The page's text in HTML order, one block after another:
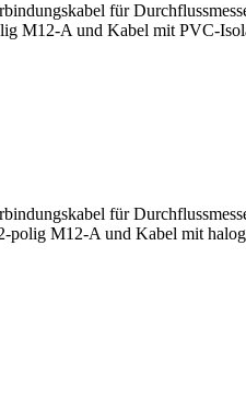
für
M12-A und Kabel mit PVC-
für
polig M12-A und Kabel mit